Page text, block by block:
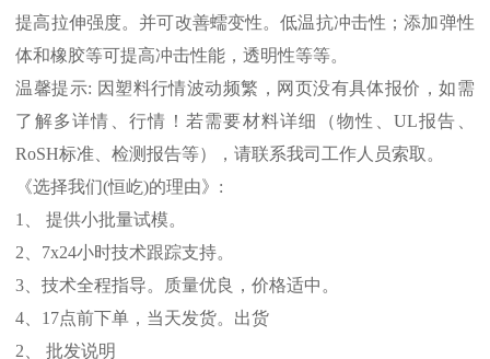
提高拉伸强度。并可改善蠕变性。低温抗冲击性；添加弹性
体和橡胶等可提高冲击性能，透明性等等。
温馨提示: 因塑料行情波动频繁，网页没有具体报价，如需
了解多详情、行情！若需要材料详细（物性、 UL报告、
RoSH标准、检测报告等），请联系我司工作人员索取。
《选择我们(恒屹)的理由》 :
1
、 提供小批量试模。
2
7x24小时技术跟踪支持。
3 、技术全程指导。质量优良，价格适中。
4
17点前下单，当天发货。出货
2 、 批发说明